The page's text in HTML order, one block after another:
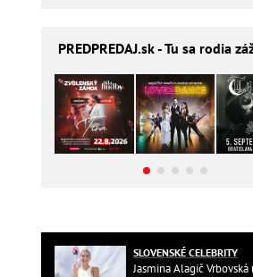
PREDPREDAJ.sk - Tu sa rodia
SLOVENSKÉ CELEBRITY
Jasmina Alagič